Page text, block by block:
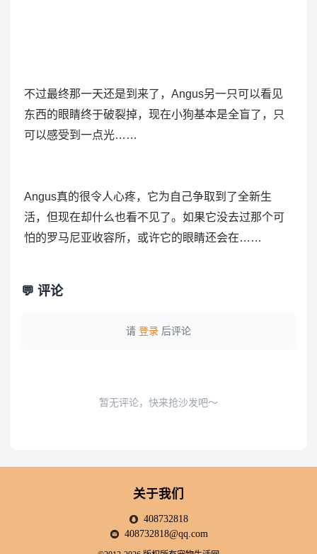
不过最终那一天还是到来了，Angus另一只可以看见
东西的眼睛终于破裂掉，现在小狗基本是全盲了，只
可以感受到一点光……
Angus真的很令人心疼，它为自己争取到了全新生
活，但现在却什么也看不见了。如果它没去过那个可
怕的罗马尼亚收容所，或许它的眼睛还会在……
💬 评论
请 登录 后评论
暂无评论，快来抢沙发吧～
关于我们
408732818
408732818@qq.com